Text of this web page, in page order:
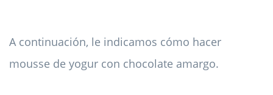
A continuación, le indicamos cómo hacer
mousse de yogur con chocolate amargo.